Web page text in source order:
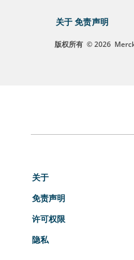
关于 免责声明
版权所有 © 2026
关于
免责声明
许可权限
隐私